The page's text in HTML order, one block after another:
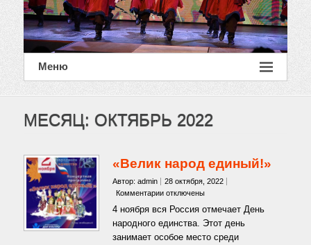
Меню
МЕСЯЦ: ОКТЯБРЬ 2022
«Велик народ единый!»
Автор: admin
28 октября, 2022
Комментариик
записи
народ
единый!»
отключены
4 ноября вся Россия отмечает День
народного единства. Этот день
занимает особое место среди